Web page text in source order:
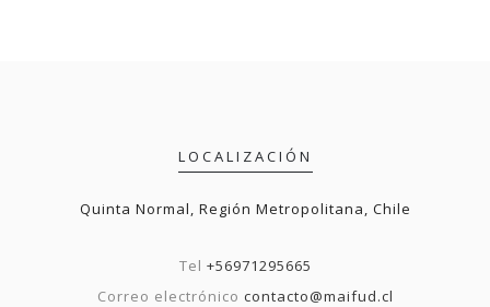
LOCALIZACIÓN
Quinta Normal, Región Metropolitana, Chile
Tel +56971295665
Correo electrónico contacto@maifud.cl